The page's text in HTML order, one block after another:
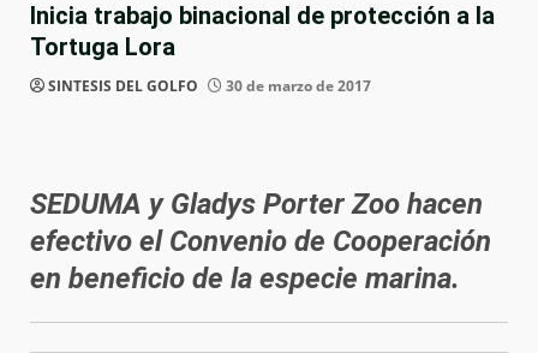
Inicia trabajo binacional de protección a la
Tortuga Lora
SINTESIS DEL GOLFO 30 de marzo de 2017
SEDUMA y Gladys Porter Zoo hacen
efectivo el Convenio de Cooperación
en beneficio de la especie marina.